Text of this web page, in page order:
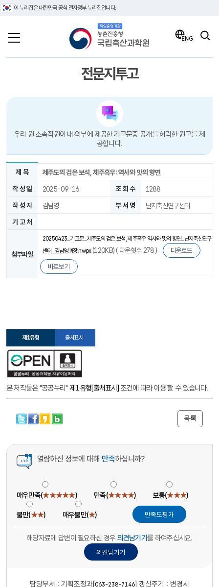
이 누리집은 대한민국 공식 전자정부 누리집입니다.
책임운영기관 농촌진흥청 국립축산과학원
전문지투고
우리 원 소속직원이 내·외부에 제공한 기고문중 공개를 허락한 원고를 제
공합니다.
제 목 제주도의 검은 보석, 제주흑우: 역사와 맛의 향연
작 성 일 2025-09-16 조 회 수 1288
작 성 자 김남영 부 서 명 난지축산연구센터
기 고 처
첨부파일
20250423_기고문_제주도의 검은 보석, 제주흑우 역사와 맛의 향연_난지축산연구
센터_김남영과장.hwpx(120KB) ( 다운횟수 278 ) 다운로드
바로보기
제1유형 출처표시
본 저작물은 "공공누리" 제1유형[출처표시] 조건에 따라 이용 할 수 있습니다.
목록
열람하신 정보에 대해 만족하십니까?
매우만족(★★★★★) 만족(★★★★) 보통(★★★)
불만(★★) 매우불만(★)
해당자료에 답변이 필요하신 경우 의견남기기를 하여주십시요.
담당부서 : 기획조정과[063-238-7146] 갱신주기 : 변경시